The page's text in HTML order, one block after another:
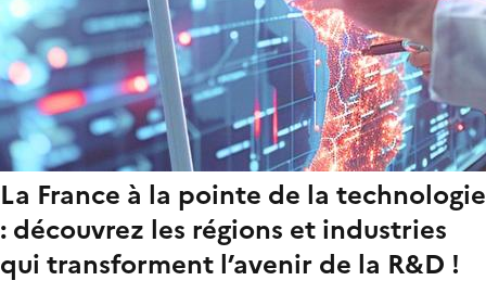
La France à la pointe de la technologie
: découvrez les régions et industries
qui transforment l’avenir de la R&D !